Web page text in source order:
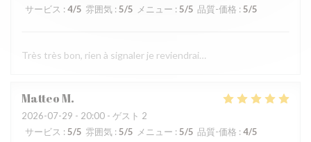
サービス : 4/5 雰囲気 : 5/5 メニュー : 5/5 品質-価格 : 5/5
Très très bon, rien à signaler je reviendrai…
MatteoM
2026-07-29 - 20:00 - ゲスト 2
サービス : 5/5 雰囲気 : 5/5 メニュー : 5/5 品質-価格 : 4/5